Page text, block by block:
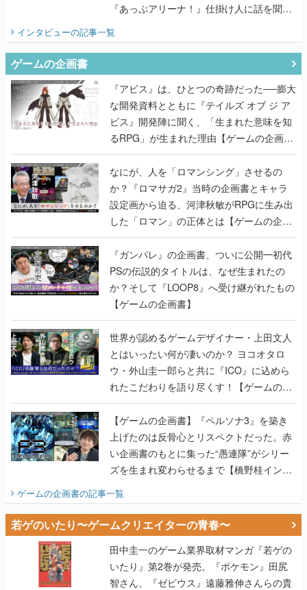
『あっぷアリーナ！』仕掛け人に話を聞い
インタビューの記事一覧
ゲームの企画書
『アビス』は、ひとつの奇跡だった──膨大
な開発資料とともに『テイルズ オブ ジ ア
ビス』開発陣に聞く、「生まれた意味を知
るRPG」が生まれた理由【ゲームの企画
書】
なにが、人を「ロマンシング」させるの
か？『ロマサガ2』当時の企画書とキャラ
設定画から迫る、河津秋敏がRPGに生み出
した「ロマン」の正体とは【ゲームの企画
書】
『ガンパレ』の企画書、ついに公開━初代
PSの伝説的タイトルは、なぜ生まれたの
か？そして『LOOP8』へ受け継がれたもの
【ゲームの企画書】
世界が認めるゲームデザイナー・上田文人
とはいったい何が凄いのか？ ヨコオタロ
ウ・外山圭一郎らと共に『ICO』に込めら
れたこだわりを語り尽くす！【ゲームの企
画書】
【ゲームの企画書】『ペルソナ3』を築き
上げたのは反骨心とリスペクトだった。赤
い企画書のもとに集った“愚連隊”がシリー
ズを生まれ変わらせるまで【橋野桂インタ
ゲームの企画書の記事一覧
若ゲのいたり〜ゲームクリエイターの青春〜
田中圭一のゲーム業界取材マンガ『若ゲの
いたり』第2巻が発売。『ポケモン』田尻
智さん、『ゼビウス』遠藤雅伸さんらの貴